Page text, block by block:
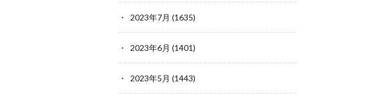
2023年7月 (1635)
2023年6月 (1401)
2023年5月 (1443)